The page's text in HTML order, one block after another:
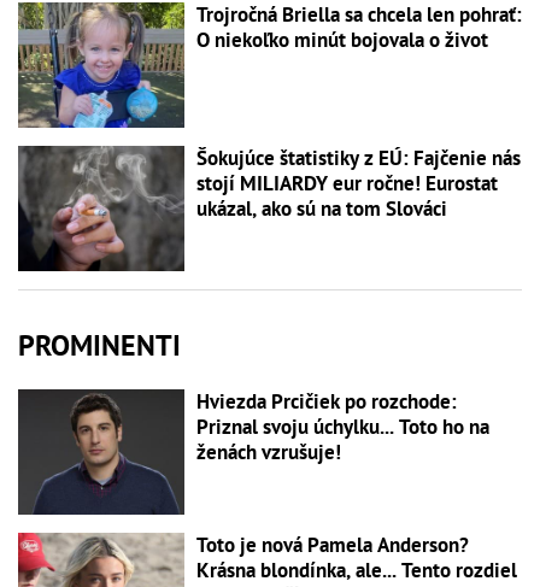
Trojročná Briella sa chcela len pohrať:
O niekoľko minút bojovala o život
Šokujúce štatistiky z EÚ: Fajčenie nás
stojí MILIARDY eur ročne! Eurostat
ukázal, ako sú na tom Slováci
PROMINENTI
Hviezda Prcičiek po rozchode:
Priznal svoju úchylku... Toto ho na
ženách vzrušuje!
Toto je nová Pamela Anderson?
Krásna blondínka, ale... Tento rozdiel